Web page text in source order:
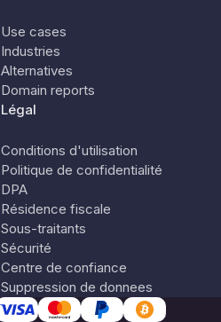
Use cases
Industries
Alternatives
Domain reports
Légal
Conditions d'utilisation
Politique de confidentialité
DPA
Résidence fiscale
Sous-traitants
Sécurité
Centre de confiance
Suppression de donnees